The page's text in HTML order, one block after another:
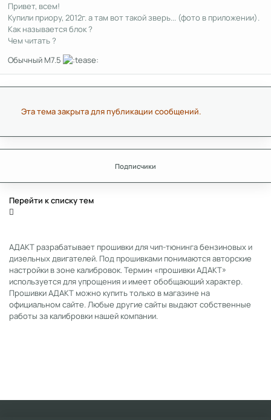
Привет, всем!
Купили приору, 2012г. а там вот такой зверь... (фото в приложении).
Как называется блок ?
Чем читать ?
Обычный М7.5
Эта тема закрыта для публикации сообщений.
Подписчики
Перейти к списку тем
АДАКТ разрабатывает прошивки для чип-тюнинга бензиновых и
дизельных двигателей. Под прошивками понимаются авторские
настройки в зоне калибровок. Термин «прошивки АДАКТ»
используется для упрощения и имеет обобщающий характер.
Прошивки АДАКТ можно купить только в магазине на
официальном сайте. Любые другие сайты выдают собственные
работы за калибровки нашей компании.